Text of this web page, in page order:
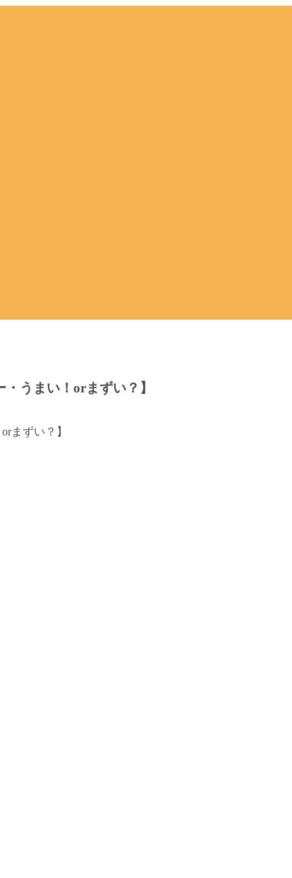
うまい！orまずい？】